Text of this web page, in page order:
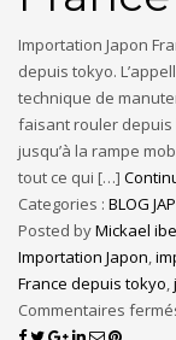
Importation Japon
depuis tokyo.
technique de
faisant rouler
jusqu’à la rampe
tout ce qui […]
Categories : BLOG
Posted byMickael
Importation Japon
France depuis tokyo
Commentaires